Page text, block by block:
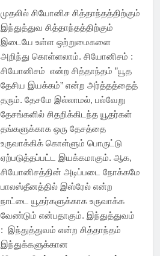
முதலில் சியோனிச சித்தாந்தத்திற்கும்
இந்துத்துவ சித்தாந்தத்திற்கும்
இடையே உள்ள ஒற்றுமைகளை
அறிந்து கொள்ளலாம். சியோனிசம் :
சியோனிசம் என்ற சித்தாந்தம் ”யூத
தேசிய இயக்கம்” என்ற அர்த்தத்தைத்
தரும். தேசமே இல்லாமல், பல்வேறு
தேசங்களில் சிதறிக்கிடந்த யூதர்கள்
தங்களுக்காக ஒரு தேசத்தை
உருவாக்கிக் கொள்ளும் பொருட்டு
ஏற்படுத்தப்பட்ட இயக்கமாகும். ஆக,
சியோனிசத்தின் அடிப்படை நோக்கமே
பாலஸ்தீனத்தில் இஸ்ரேல் என்ற
நாட்டை யூதர்களுக்காக உருவாக்க
வேண்டும் என்பதாகும். இந்துத்துவம்
: இந்துத்துவம் என்ற சித்தாந்தம்
இந்துக்களுக்கான